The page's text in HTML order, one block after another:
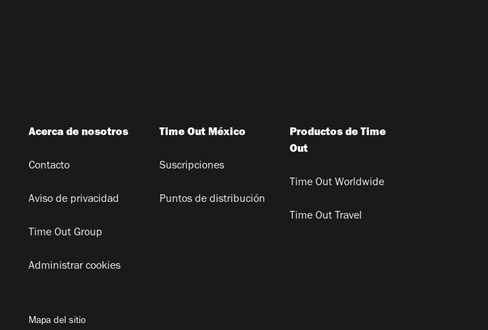
Acerca de nosotros
Contacto
Aviso de privacidad
Time Out Group
Administrar cookies
Time Out México
Suscripciones
Puntos de distribución
Productos de Time
Out
Time Out Worldwide
Time Out Travel
Mapa del sitio